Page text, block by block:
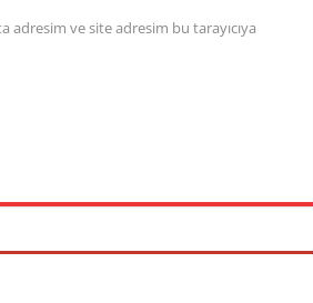
adresim ve site adresim bu tarayıcıya